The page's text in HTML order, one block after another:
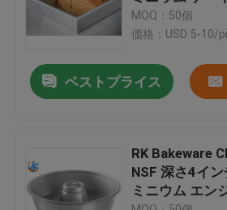
場合
アルミニウム ベーキング皿
アルミピザパン
ピザ パン型
MOQ：50個
価格：USD 5-10/
ベストプライス
RK Bakeware
NSF 深さ4イ
ミニウム エン